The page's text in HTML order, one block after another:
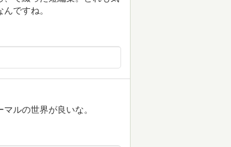
ですね。
ルの世界が良いな。